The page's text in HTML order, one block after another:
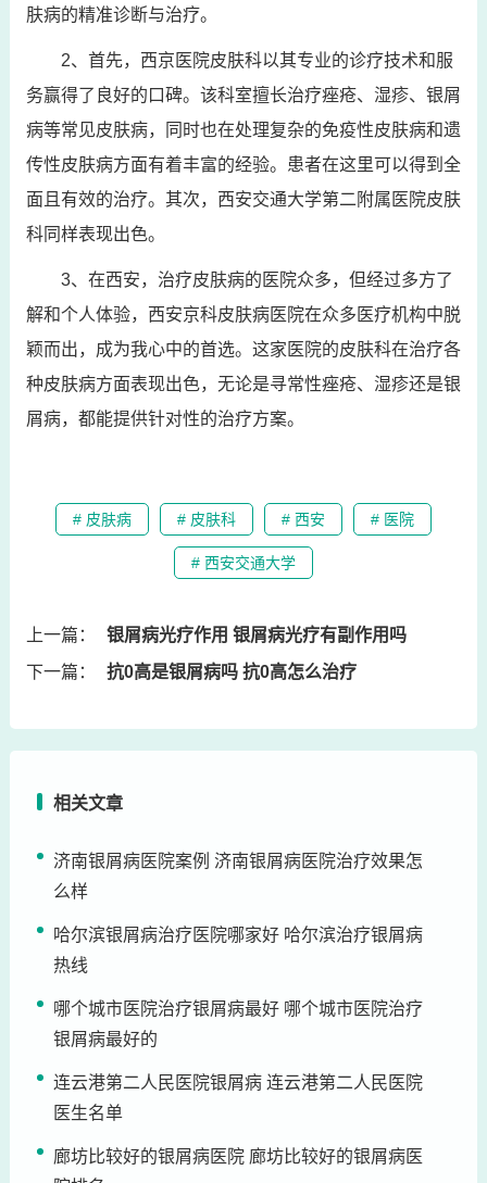
肤病的精准诊断与治疗。
2、首先，西京医院皮肤科以其专业的诊疗技术和服
务赢得了良好的口碑。该科室擅长治疗痤疮、湿疹、银屑
病等常见皮肤病，同时也在处理复杂的免疫性皮肤病和遗
传性皮肤病方面有着丰富的经验。患者在这里可以得到全
面且有效的治疗。其次，西安交通大学第二附属医院皮肤
科同样表现出色。
3、在西安，治疗皮肤病的医院众多，但经过多方了
解和个人体验，西安京科皮肤病医院在众多医疗机构中脱
颖而出，成为我心中的首选。这家医院的皮肤科在治疗各
种皮肤病方面表现出色，无论是寻常性痤疮、湿疹还是银
屑病，都能提供针对性的治疗方案。
# 皮肤病 # 皮肤科 # 西安 # 医院
# 西安交通大学
上一篇：
银屑病光疗作用 银屑病光疗有副作用吗
下一篇：
抗0高是银屑病吗 抗0高怎么治疗
相关文章
济南银屑病医院案例 济南银屑病医院治疗效果怎
么样
哈尔滨银屑病治疗医院哪家好 哈尔滨治疗银屑病
热线
哪个城市医院治疗银屑病最好 哪个城市医院治疗
银屑病最好的
连云港第二人民医院银屑病 连云港第二人民医院
医生名单
廊坊比较好的银屑病医院 廊坊比较好的银屑病医